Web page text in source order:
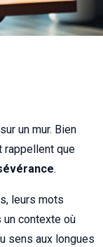
un mur. Bien
rappellent que
.
leurs mots
un contexte où
sens aux longues